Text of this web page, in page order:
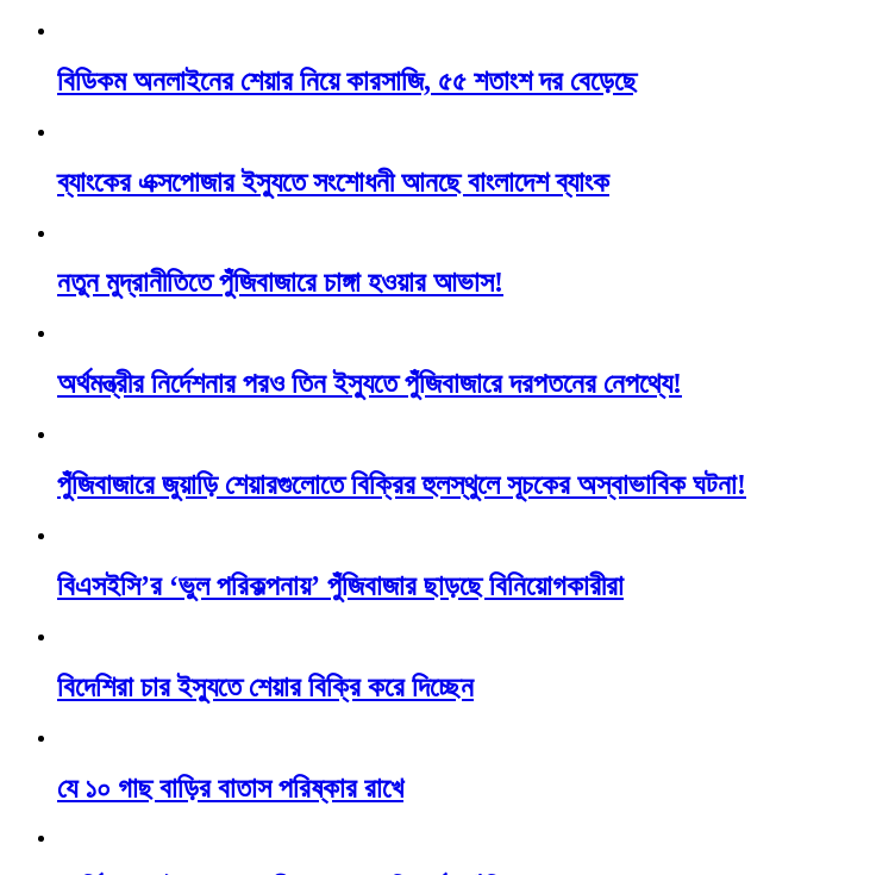
বিডিকম অনলাইনের শেয়ার নিয়ে কারসাজি, ৫৫ শতাংশ দর বেড়েছে
ব্যাংকের এক্সপোজার ইস্যুতে সংশোধনী আনছে বাংলাদেশ ব্যাংক
নতুন মুদ্রানীতিতে পুঁজিবাজারে চাঙ্গা হওয়ার আভাস!
অর্থমন্ত্রীর নির্দেশনার পরও তিন ইস্যুতে পুঁজিবাজারে দরপতনের নেপথ্যে!
পুঁজিবাজারে জুয়াড়ি শেয়ারগুলোতে বিক্রির হুলস্থুলে সূচকের অস্বাভাবিক ঘটনা!
বিএসইসি’র ‘ভুল পরিকল্পনায়’ পুঁজিবাজার ছাড়ছে বিনিয়োগকারীরা
বিদেশিরা চার ইস্যুতে শেয়ার বিক্রি করে দিচ্ছেন
যে ১০ গাছ বাড়ির বাতাস পরিষ্কার রাখে